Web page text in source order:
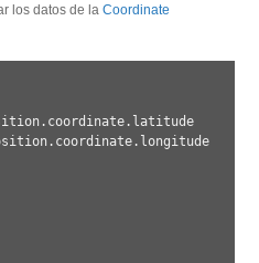
los datos de laCoordinate